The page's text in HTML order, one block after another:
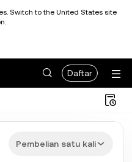
Switch to the United States site
Daftar
Pembelian satu kali